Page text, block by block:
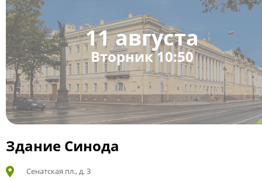
11 августа
Вторник 10:50
Здание Синода
Сенатская пл., д. 3